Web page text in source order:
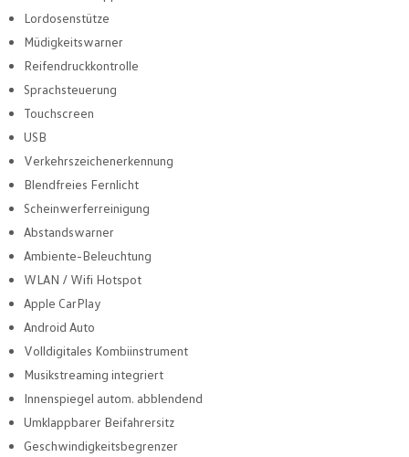
Lordosenstütze
Müdigkeitswarner
Reifendruckkontrolle
Sprachsteuerung
Touchscreen
USB
Verkehrszeichenerkennung
Blendfreies Fernlicht
Scheinwerferreinigung
Abstandswarner
Ambiente-Beleuchtung
WLAN / Wifi Hotspot
Apple CarPlay
Android Auto
Volldigitales Kombiinstrument
Musikstreaming integriert
Innenspiegel autom. abblendend
Umklappbarer Beifahrersitz
Geschwindigkeitsbegrenzer